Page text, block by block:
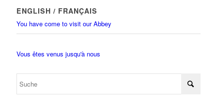
ENGLISH / FRANÇAIS
You have come to visit our Abbey
Vous êtes venus jusqu'à nous